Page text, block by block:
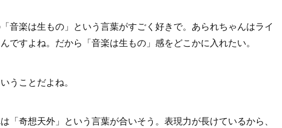
楽は生もの」という言葉がすごく好きで。あられちゃんはライ
ですよね。だから「音楽は生もの」感をどこかに入れたい。
ことだよね。
奇想天外」という言葉が合いそう。表現力が長けているから、